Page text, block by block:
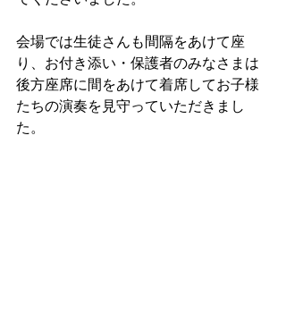
会場では生徒さんも間隔をあけて座
り、お付き添い・保護者のみなさまは
後方座席に間をあけて着席してお子様
たちの演奏を見守っていただきまし
た。